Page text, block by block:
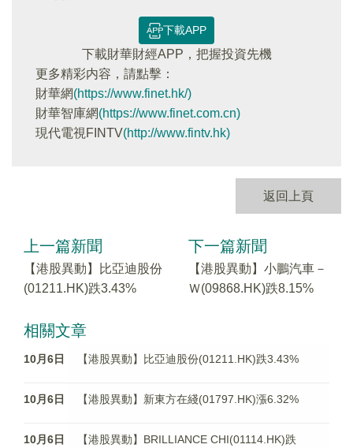
下載APP
下載財華財經APP，把握投資先機
更多精彩内容，請點擊：
財華網(https://www.finet.hk/)
財華智庫網(https://www.finet.com.cn)
現代電視FINTV(http://www.fintv.hk)
返回上頁
上一篇新聞
【港股異動】比亞迪股份
(01211.HK)跌3.43%
下一篇新聞
【港股異動】小鵬汽車－
Ｗ(09868.HK)跌8.15%
相關文章
10月6日 【港股異動】比亞迪股份(01211.HK)跌3.43%
10月6日 【港股異動】新東方在綫(01797.HK)漲6.32%
10月6日
【港股異動】BRILLIANCE CHI(01114.HK)跌